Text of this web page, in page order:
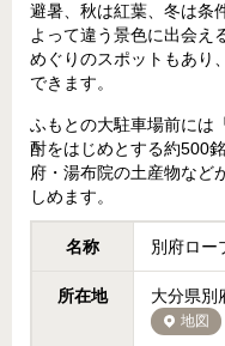
避暑、秋は紅葉、冬は条
よって違う景色に出会え
めぐりのスポットもあり
できます。
ふもとの大駐車場前には
酎をはじめとする約500
府・湯布院の土産物など
しめます。
名称 別府ロー
所在地 大分県別
地図